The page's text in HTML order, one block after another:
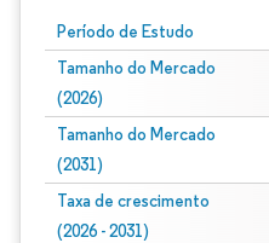
Período de Estudo
Tamanho do Mercado
(2026)
Tamanho do Mercado
(2031)
Taxa de crescimento
(2026 - 2031)